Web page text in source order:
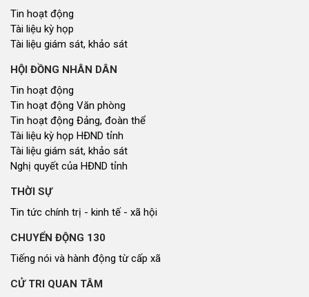
Tin hoạt động
Tài liệu kỳ họp
Tài liệu giám sát, khảo sát
HỘI ĐỒNG NHÂN DÂN
Tin hoạt động
Tin hoạt động Văn phòng
Tin hoạt động Đảng, đoàn thể
Tài liệu kỳ họp HĐND tỉnh
Tài liệu giám sát, khảo sát
Nghị quyết của HĐND tỉnh
THỜI SỰ
Tin tức chính trị - kinh tế - xã hội
CHUYỂN ĐỘNG 130
Tiếng nói và hành động từ cấp xã
CỬ TRI QUAN TÂM